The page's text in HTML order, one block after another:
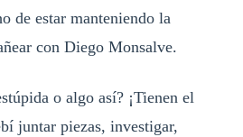
de estar manteniendo la
con Diego Monsalve.
o algo así? ¡Tienen el
juntar piezas, investigar,